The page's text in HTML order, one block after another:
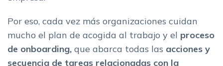
Por eso, cada vez más organizaciones cuidan
mucho el plan de acogida al trabajo y el proceso
de onboarding, que abarca todas las acciones y
secuencia de tareas relacionadas con la